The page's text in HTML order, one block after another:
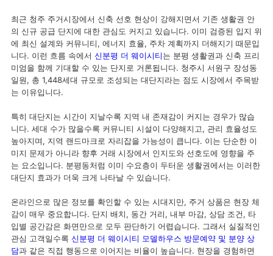
최근 청주 주거시장에서 신축 선호 현상이 강해지면서 기존 생활권 안
의 신규 공급 단지에 대한 관심도 커지고 있습니다. 이미 검증된 입지 위
에 최신 설계와 커뮤니티, 에너지 효율, 주차 계획까지 더해지기 때문입
니다. 이런 흐름 속에서 신분평 더 웨이시티는 분평 생활권과 신축 프리
미엄을 함께 기대할 수 있는 단지로 거론됩니다. 청주시 서원구 장성동
일원, 총 1,448세대 규모로 조성되는 대단지라는 점도 시장에서 주목받
는 이유입니다.
특히 대단지는 시간이 지날수록 지역 내 존재감이 커지는 경우가 많습
니다. 세대 수가 많을수록 커뮤니티 시설이 다양해지고, 관리 효율성도
높아지며, 지역 랜드마크로 자리잡을 가능성이 큽니다. 이는 단순한 이
미지 문제가 아니라 향후 거래 시장에서 인지도와 선호도에 영향을 주
는 요소입니다. 분평동처럼 이미 수요층이 두터운 생활권에서는 이러한
대단지 효과가 더욱 크게 나타날 수 있습니다.
온라인으로 많은 정보를 확인할 수 있는 시대지만, 주거 상품은 현장 체
감이 매우 중요합니다. 단지 배치, 동간 거리, 내부 마감, 상담 조건, 타
입별 공간감은 화면만으로 모두 판단하기 어렵습니다. 그래서 실질적인
관심 고객일수록 신분평 더 웨이시티 모델하우스 방문예약 및 분양 상
담과 같은 직접 행동으로 이어지는 비율이 높습니다. 현장을 경험하면